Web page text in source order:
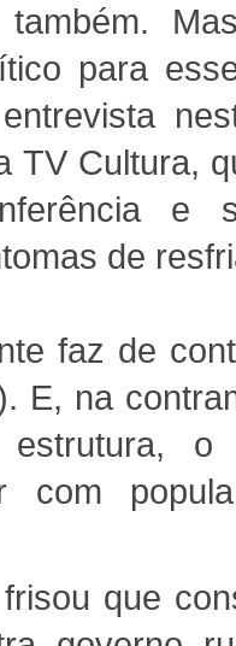
também.
para
TV Cultura,
e
de
faz de
E, na
estrutura,
com
que